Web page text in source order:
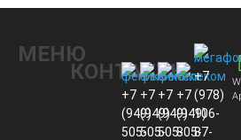
МЕНЮ
КОНТАКТЫ
+7
(949)
505-
+7
(949)
505-
+7
(949)
505-
+7
(949)
805-
+7
(978)
106-
87-